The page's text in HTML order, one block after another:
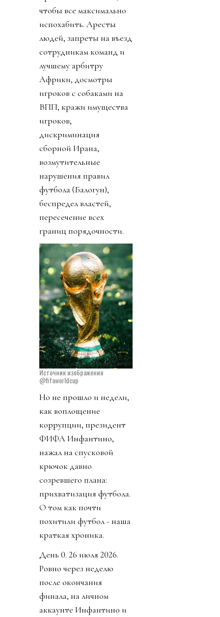
чтобы все максимально
испохабить. Аресты
людей, запреты на въезд
сотрудникам команд и
лучшему арбитру
Африки, досмотры
игроков с собаками на
ВПП, кражи имущества
игроков,
дискриминация
сборной Ирана,
возмутительные
нарушения правил
футбола (Балогун),
беспредел властей,
пересечение всех
границ порядочности.
Источник изображения
@fifaworldcup
Но не прошло и недели,
как воплощение
коррупции, президент
ФИФА Инфантино,
нажал на спусковой
крючок давно
созревшего плана:
прихватизация футбола.
О том как почти
похитили футбол - наша
краткая хроника.
День 0. 26 июля 2026.
Ровно через неделю
после окончания
финала, на личном
аккаунте Инфантино и